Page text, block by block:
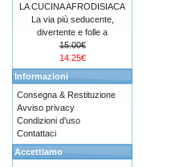
LA CUCINA AFRODISIACA
La via più seducente,
divertente e folle a
15.00€
14.25€
Informazioni
Consegna & Restituzione
Avviso privacy
Condizioni d'uso
Contattaci
Accettiamo